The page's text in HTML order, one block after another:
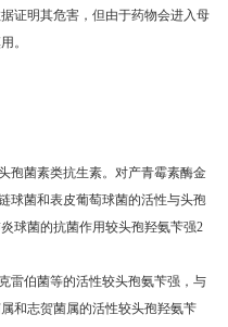
证明其危害，但由于药物会进入母
。
孢菌素类抗生素。对产青霉素酶金
球菌和表皮葡萄球菌的活性与头孢
球菌的抗菌作用较头孢羟氨苄强2
雷伯菌等的活性较头孢氨苄强，与
和志贺菌属的活性较头孢羟氨苄